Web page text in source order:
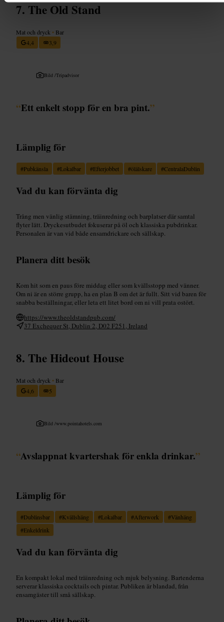
The Old Stand
Mat och dryck • Bar
4,4
3,9
Bild /Tripadvisor
“Ett enkelt stopp för en bra pint.”
Lämplig för
#Pubkänsla #Lokalbar #Efterjobbet #ölälskare #CentralaDublin
Vad du kan förvänta dig
Trång men vänlig stämning, träinredning och barplatser där samtal
flyter lätt. Dryckesutbudet fokuserar på öl och klassiska pubdrinkar.
Personalen är van vid både ensamdrickare och sällskap.
Planera ditt besök
Kom hit som en paus före middag eller som kvällsstopp med vänner.
Om ni är en större grupp, ha en plan B om det är fullt. Sitt vid baren för
snabba beställningar, eller leta ett litet bord om ni vill prata ostört.
https://www.theoldstandpub.com/
37 Exchequer St, Dublin 2, D02 F251, Ireland
The Hideout House
Mat och dryck • Bar
4,6
5
Bild /www.pointahotels.com
“Avslappnat kvartershak för enkla drinkar.”
Lämplig för
#Dublinsbar #Kvällshäng #Lokalbar #Afterwork #Vänhäng
#Enkeldrink
Vad du kan förvänta dig
En kompakt lokal med träinredning och mjuk belysning. Bartenderna
serverar klassiska cocktails och pintar. Publiken är blandad, från
ensamgäster till små sällskap.